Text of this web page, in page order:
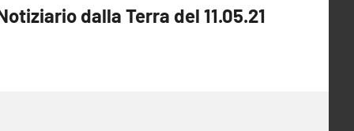
dalla Terra del 11.05.21